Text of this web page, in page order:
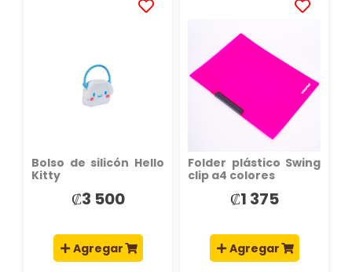
Bolso de silicón Hello
Kitty
₡3 500
Agregar
LISTA
DE
DESEOS
Folder plástico Swing
clip a4 colores
₡1 375
Agregar